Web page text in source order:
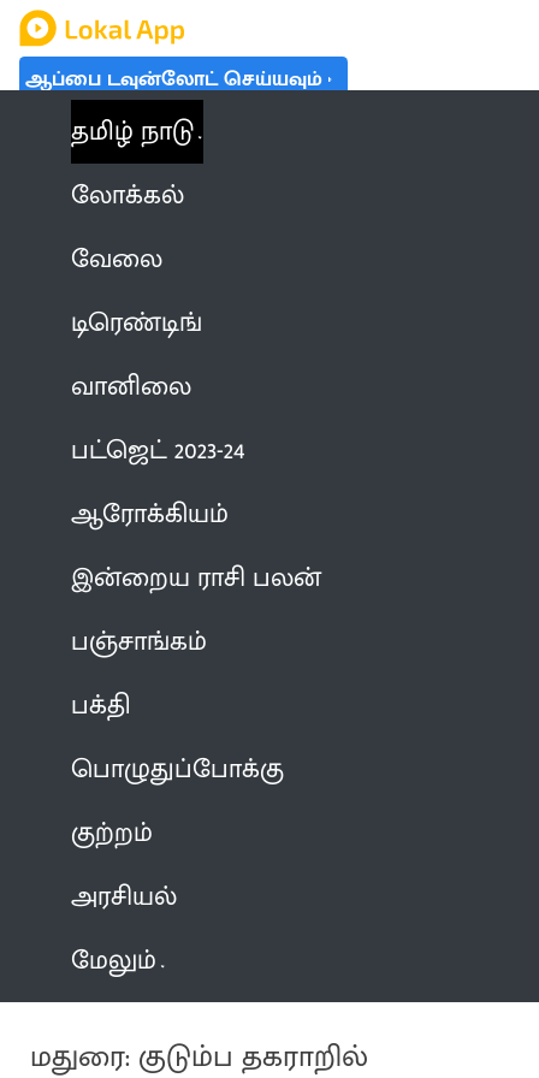
ஆப்பை டவுன்லோட் செய்யவும்
தமிழ் நாடு
லோக்கல்
வேலை
டிரெண்டிங்
வானிலை
பட்ஜெட் 2023-24
ஆரோக்கியம்
இன்றைய ராசி பலன்
பஞ்சாங்கம்
பக்தி
பொழுதுப்போக்கு
குற்றம்
அரசியல்
மேலும்
மதுரை: குடும்ப தகராறில்